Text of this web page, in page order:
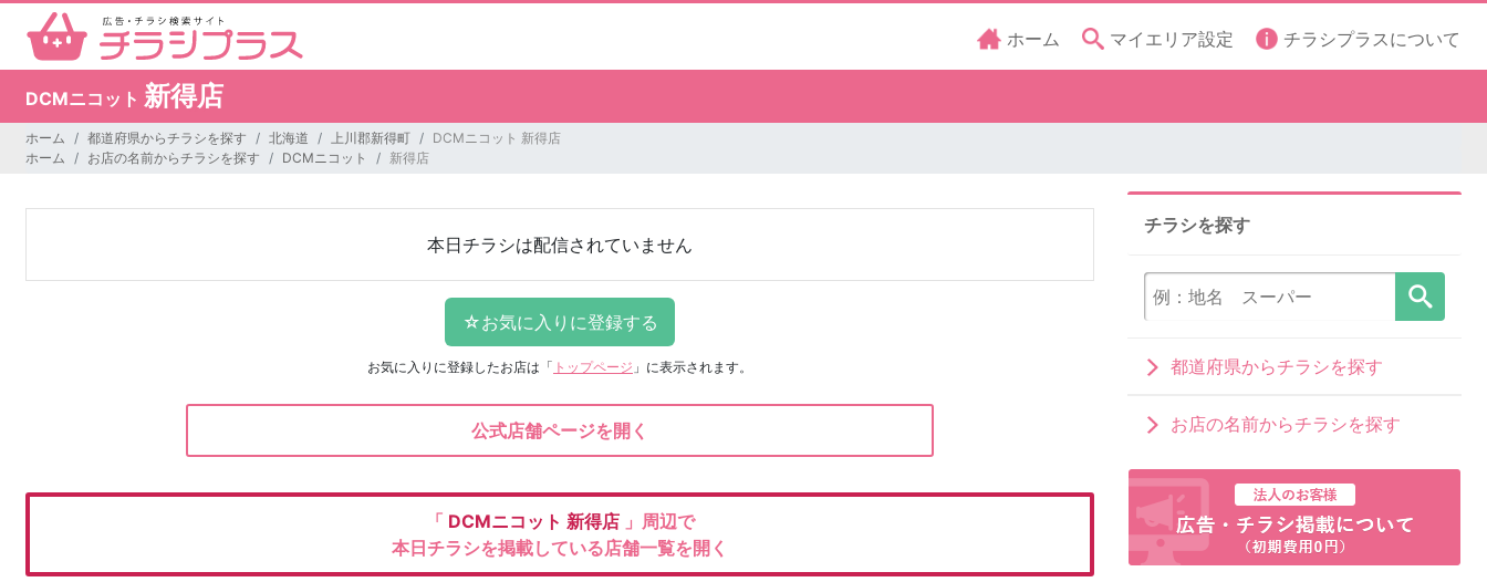
ホーム マイエリア設定 チラシプラスについて
DCMニコット 新得店
ホーム 都道府県からチラシを探す 北海道 上川郡新得町
DCMニコット 新得店
ホーム
お店の名前からチラシを探す DCMニコット 新得店
本日チラシは配信されていません
お気に入りに登録したお店は 「 トップページ 」に表示されます。
公式店舗ページを開く
「 DCMニコット 新得店 」周辺で
本日チラシを掲載している店舗一覧を開く
チラシを探す
都道府県からチラシを探す
お店の名前からチラシを探す